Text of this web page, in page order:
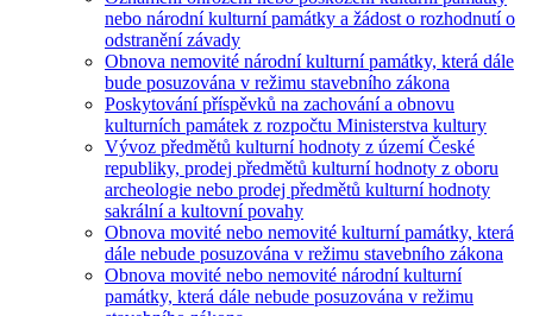
nebo národní kulturní památky a žádost o rozhodnutí o
odstranění závady
Obnova nemovité národní kulturní památky, která dále
bude posuzována v režimu stavebního zákona
Poskytování příspěvků na zachování a obnovu
kulturních památek z rozpočtu Ministerstva kultury
Vývoz předmětů kulturní hodnoty z území České
republiky, prodej předmětů kulturní hodnoty z oboru
archeologie nebo prodej předmětů kulturní hodnoty
sakrální a kultovní povahy
Obnova movité nebo nemovité kulturní památky, která
dále nebude posuzována v režimu stavebního zákona
Obnova movité nebo nemovité národní kulturní
památky, která dále nebude posuzována v režimu